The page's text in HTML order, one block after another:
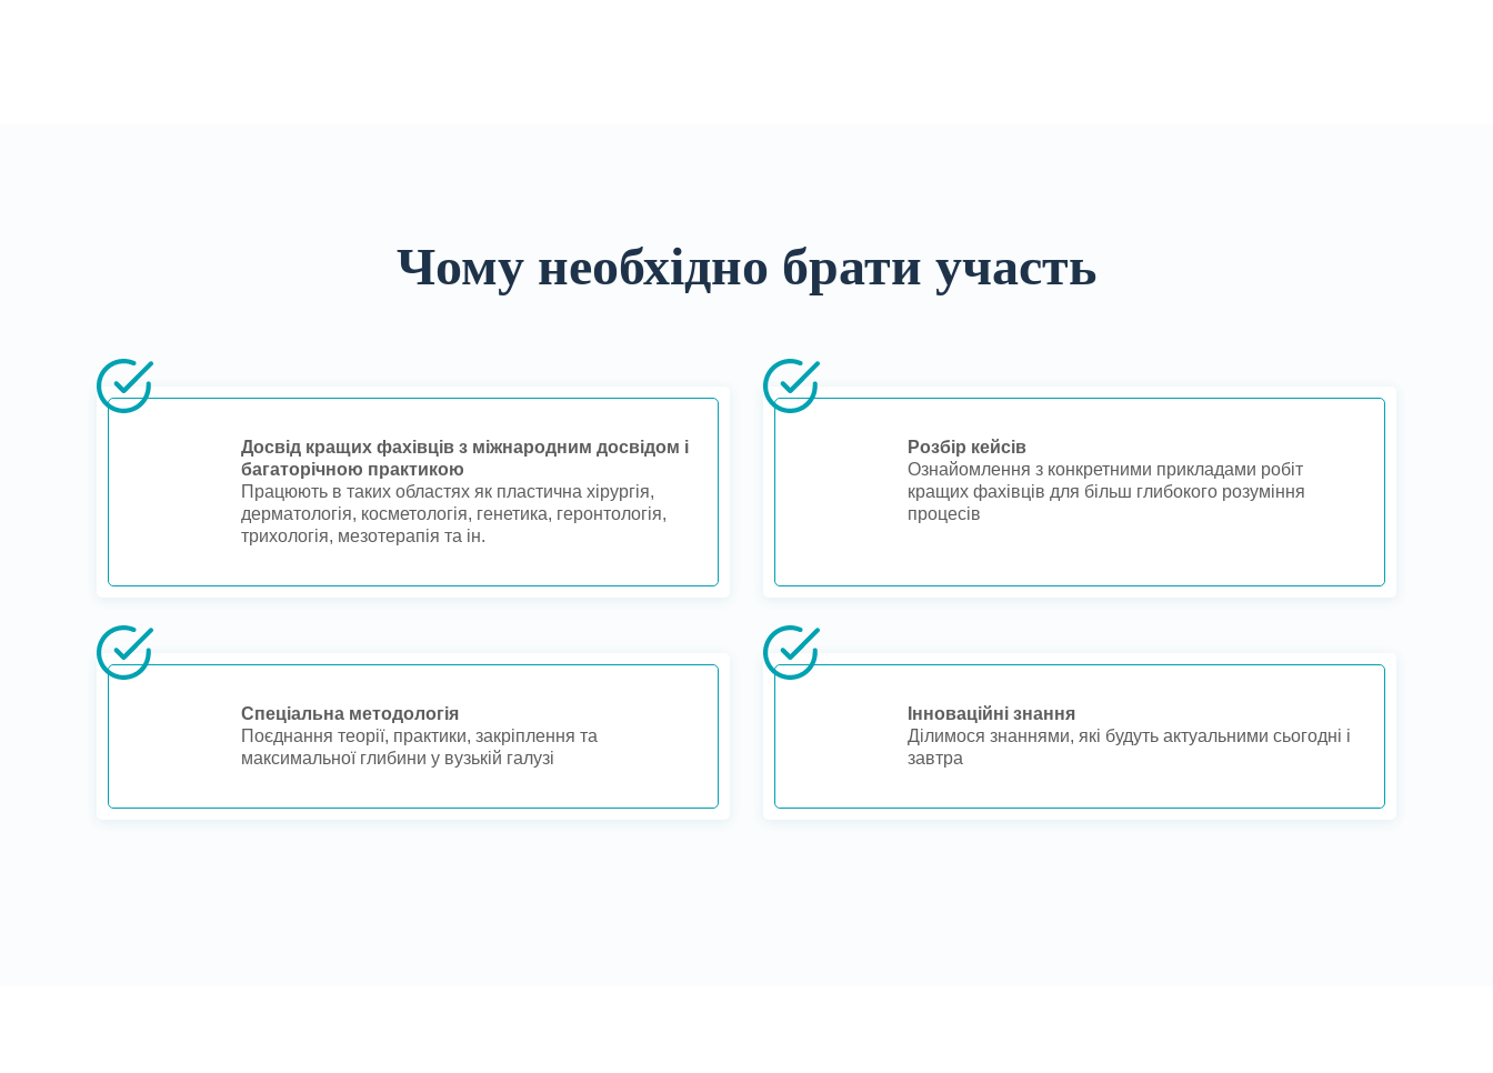
Чому необхідно брати участь
Досвід кращих фахівців з міжнародним досвідом і
багаторічною практикою
Працюють в таких областях як пластична хірургія,
дерматологія, косметологія, генетика, геронтологія,
трихологія, мезотерапія та ін.
Розбір кейсів
Ознайомлення з конкретними прикладами робіт
кращих фахівців для більш глибокого розуміння
процесів
Спеціальна методологія
Поєднання теорії, практики, закріплення та
максимальної глибини у вузькій галузі
Інноваційні знання
Ділимося знаннями, які будуть актуальними сьогодні і
завтра